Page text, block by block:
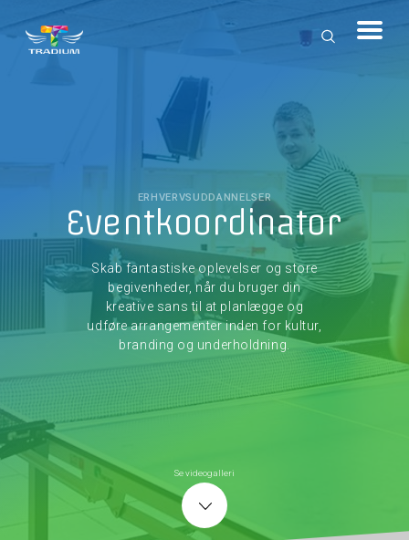
ERHVERVSUDDANNELSER
Eventkoordinator
Skab fantastiske oplevelser og store
begivenheder, når du bruger din
kreative sans til at planlægge og
udføre arrangementer inden for kultur,
branding og underholdning.
Se videogalleri